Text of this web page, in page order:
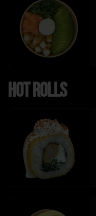
Hot Rolls